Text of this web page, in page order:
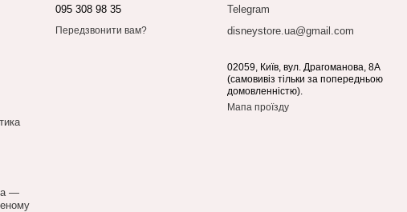
—
095 308 98 35
Передзвонити вам?
Telegram
disneystore.ua@gmail.com
02059, Київ, вул. Драгоманова, 8А
(самовивіз тільки за попередньою
домовленністю).
Мапа проїзду